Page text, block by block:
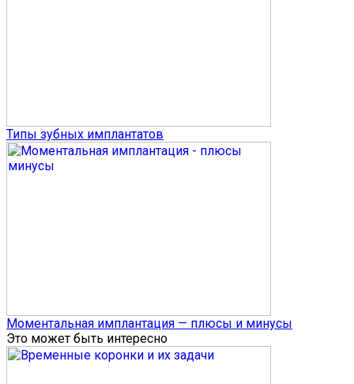
Типы зубных имплантатов
Моментальная имплантация — плюсы и минусы
Это может быть интересно